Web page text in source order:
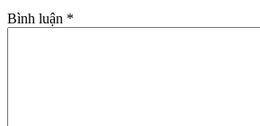
Bình luận *